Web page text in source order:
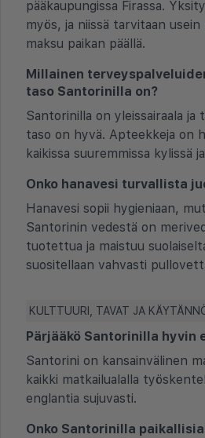
pääkaupungissa Firassa.
myös, ja niissä tarvitaan
maksu paikan päällä.
Millainen
taso Santorinilla on?
Santorinilla on yleissairaala ja
taso on hyvä. Apteekkeja on
kaikissa suuremmissa kylissä
Onko hanavesi turvallista
Hanavesi sopii hygieniaan,
Santorinin vedestä on
tuotettua ja maistuu
suositellaan vahvasti
KULTTUURI, TAVAT JA
Pärjääkö Santorinilla hyvin
Santorini on kansainvälinen
kaikki matkailualalla
englantia sujuvasti.
Onko Santorinilla